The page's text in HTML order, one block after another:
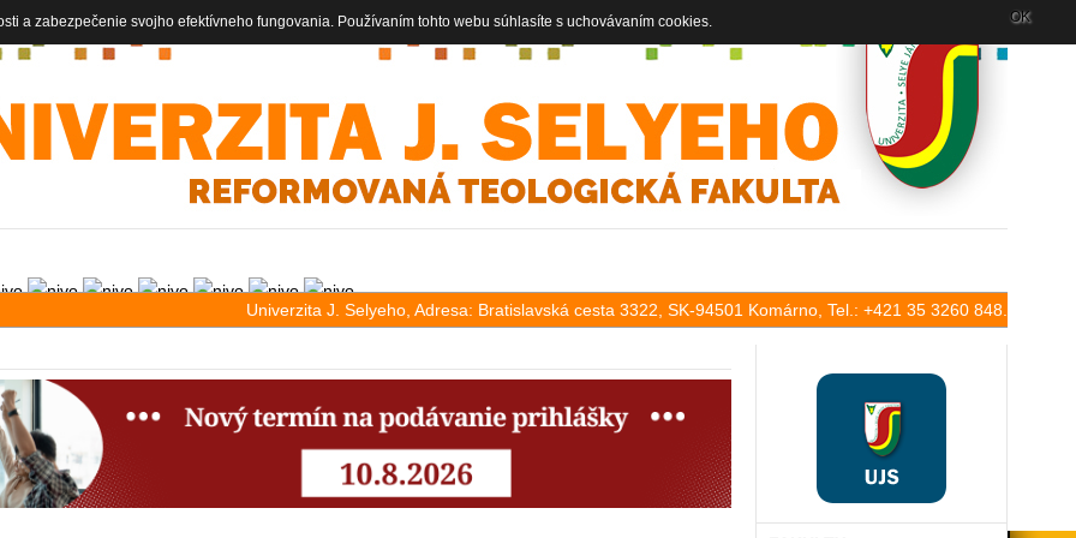
Univerzita J. Selyeho, Adresa: Bratislavská cesta 3322, SK-94501 Komárno, Tel.: +421 35 3260 848.
a zabezpečenie svojho efektívneho fungovania. Používaním tohto webu súhlasíte s uchovávaním cookies. OK